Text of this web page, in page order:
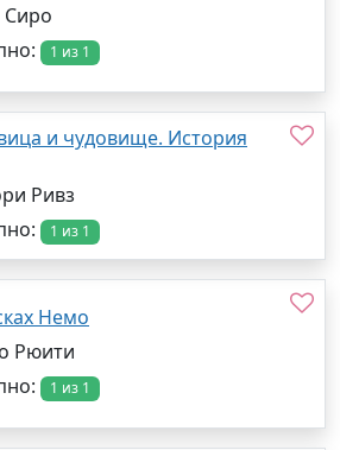
Сиро
1 из 1
и чудовище. История
Ривз
1 из 1
Немо
Рюити
1 из 1